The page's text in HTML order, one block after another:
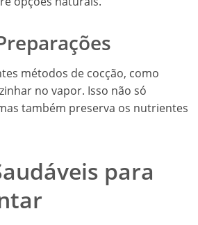
métodos de cocção, como
no vapor. Isso não só
também preserva os nutrientes
para